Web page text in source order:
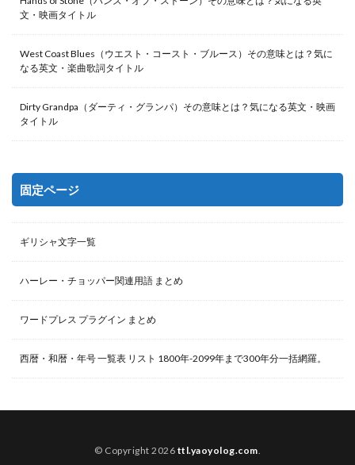
文・映画タイトル
West Coast Blues（ウエスト・コースト・ブルース）その意味とは？気に
なる英文・楽曲歌詞タイトル
Dirty Grandpa（ダーティ・グランパ）その意味とは？気になる英文・映画
タイトル
固定ページ
ギリシャ文字一覧
ハーレー・チョッパー関連用語 まとめ
ワードプレス プラグイン まとめ
西暦・和暦・年号 一覧表 リスト 1800年-2099年まで300年分一括網羅。
© Copyright 2026 ttl.yaoyolog.com.